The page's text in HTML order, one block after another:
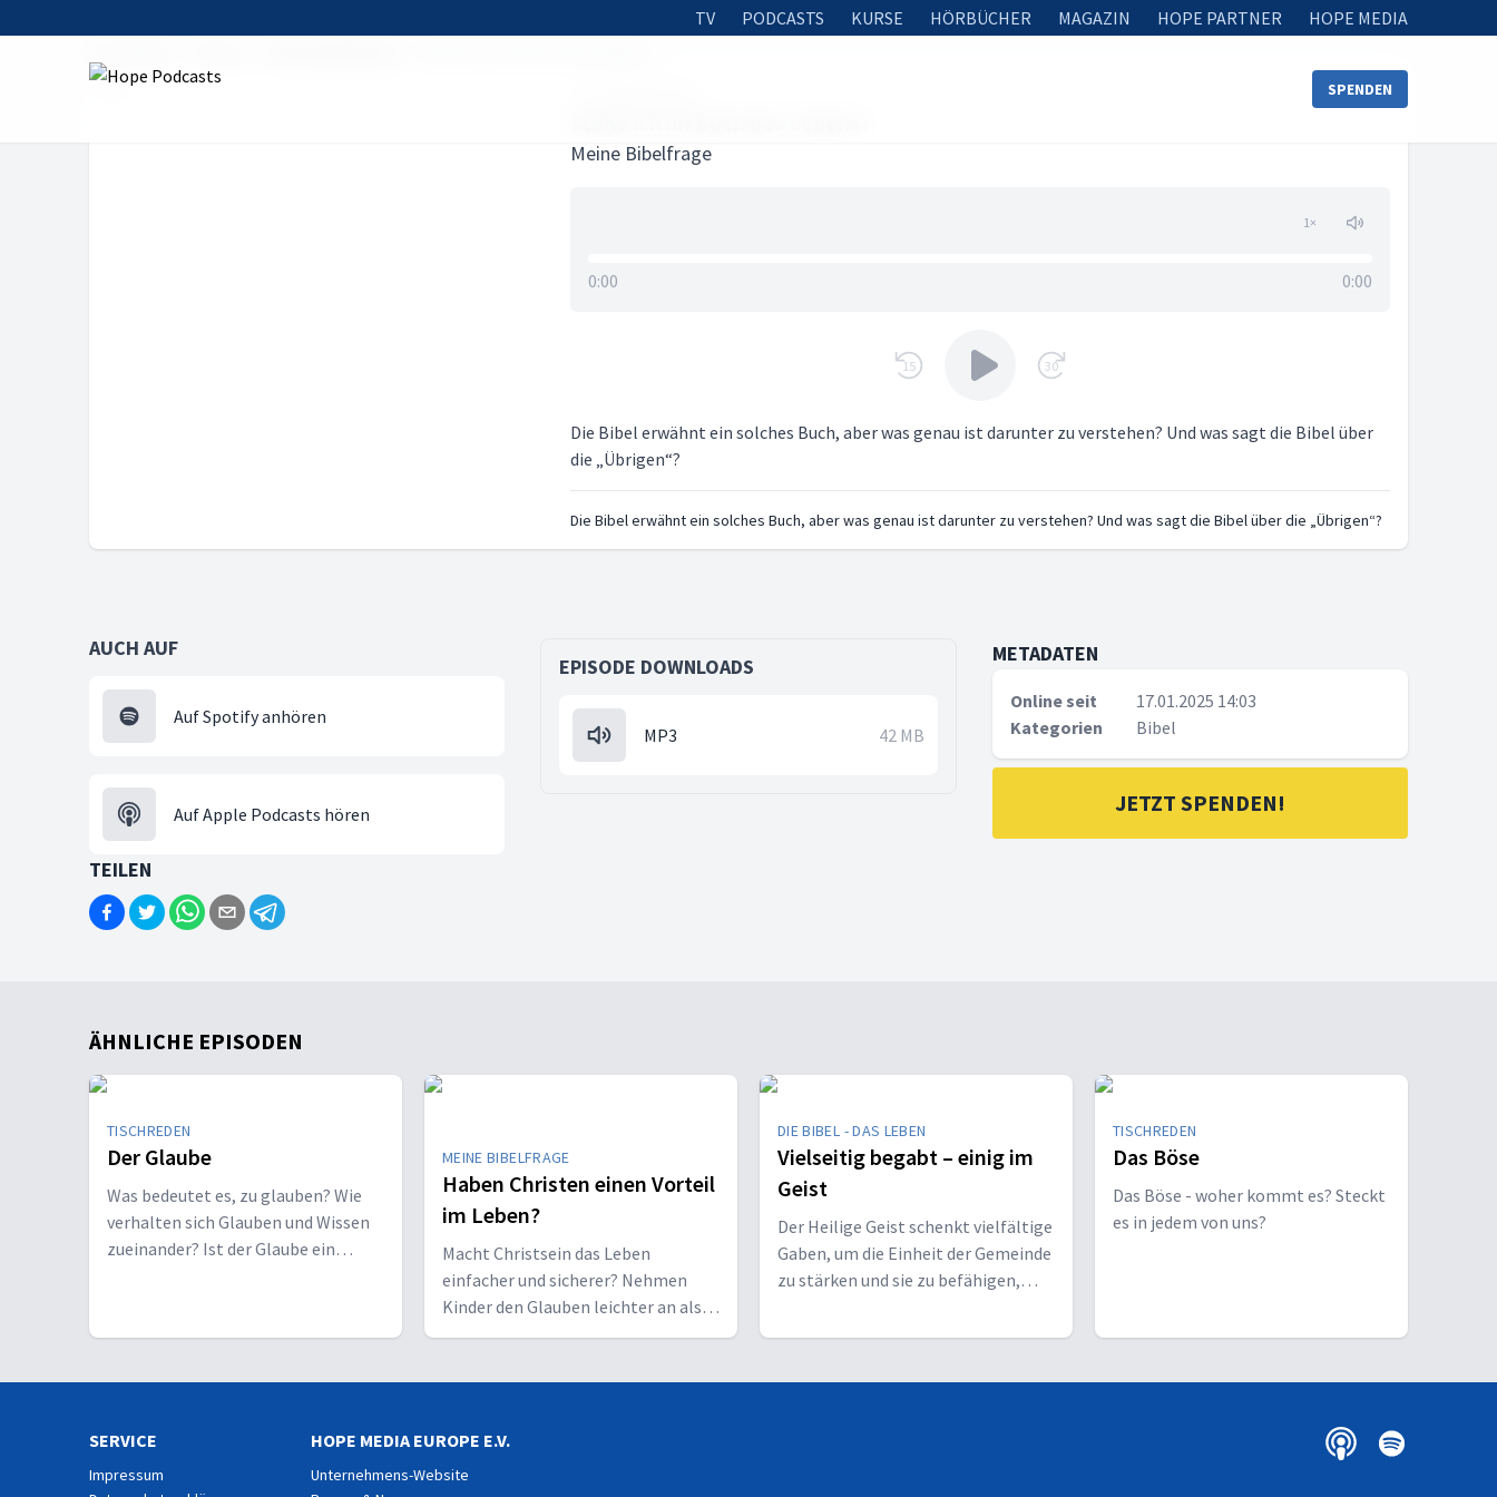
TV PODCASTS KURSE HÖRBÜCHER MAGAZIN HOPE PARTNER HOPE MEDIA
SPENDEN
Meine Bibelfrage
1×
0:00 0:00
15 30
Die Bibel erwähnt ein solches Buch, aber was genau ist darunter zu verstehen? Und was sagt die Bibel über
die „Übrigen“?
Die Bibel erwähnt ein solches Buch, aber was genau ist darunter zu verstehen? Und was sagt die Bibel über die „Übrigen“?
AUCH AUF
Auf Spotify anhören
Auf Apple Podcasts hören
EPISODE DOWNLOADS
MP3 42 MB
METADATEN
Online seit
17.01.2025 14:03
Kategorien
Bibel
JETZT SPENDEN!
TEILEN
ÄHNLICHE EPISODEN
TISCHREDEN
Der Glaube
Was bedeutet es, zu glauben? Wie
verhalten sich Glauben und Wissen
zueinander? Ist der Glaube ein
MEINE BIBELFRAGE
Haben Christen einen Vorteil
im Leben?
Macht Christsein das Leben
einfacher und sicherer? Nehmen
Kinder den Glauben leichter an als
Erwachsene?
DIE BIBEL - DAS LEBEN
Vielseitig begabt – einig im
Geist
Der Heilige Geist schenkt vielfältige
Gaben, um die Einheit der Gemeinde
zu stärken und sie zu befähigen,
bekennen.
TISCHREDEN
Das Böse
Das Böse - woher kommt es? Steckt
es in jedem von uns?
SERVICE
Impressum
HOPE MEDIA EUROPE E.V.
Unternehmens-Website